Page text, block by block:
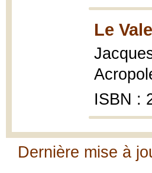
Le
ISBN :
Dernière mise à